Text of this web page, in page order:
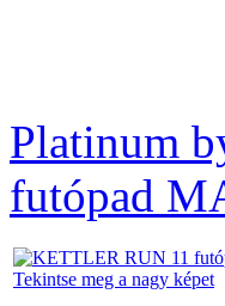
Platinum
futópad
Tekintse meg a nagy képet